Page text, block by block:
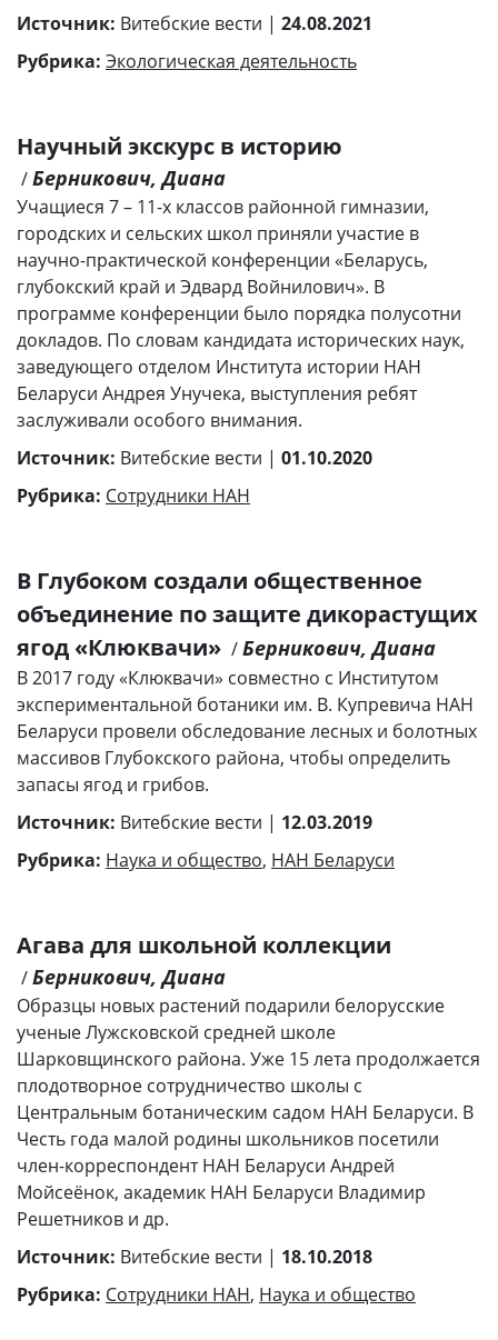
Источник: Витебские вести | 24.08.2021
Рубрика: Экологическая деятельность
Научный экскурс в историю
/Берникович, Диана
Учащиеся 7 – 11-х классов районной гимназии,
городских и сельских школ приняли участие в
научно-практической конференции «Беларусь,
глубокский край и Эдвард Войнилович». В
программе конференции было порядка полусотни
докладов. По словам кандидата исторических наук,
заведующего отделом Института истории НАН
Беларуси Андрея Унучека, выступления ребят
заслуживали особого внимания.
Источник: Витебские вести | 01.10.2020
Рубрика: Сотрудники НАН
В Глубоком создали общественное
объединение по защите дикорастущих
ягод «Клюквачи» /Берникович, Диана
В 2017 году «Клюквачи» совместно с Институтом
экспериментальной ботаники им. В. Купревича НАН
Беларуси провели обследование лесных и болотных
массивов Глубокского района, чтобы определить
запасы ягод и грибов.
Источник: Витебские вести | 12.03.2019
Рубрика: Наука и общество, НАН Беларуси
Агава для школьной коллекции
/Берникович, Диана
Образцы новых растений подарили белорусские
ученые Лужсковской средней школе
Шарковщинского района. Уже 15 лета продолжается
плодотворное сотрудничество школы с
Центральным ботаническим садом НАН Беларуси. В
Честь года малой родины школьников посетили
член-корреспондент НАН Беларуси Андрей
Мойсеёнок, академик НАН Беларуси Владимир
Решетников и др.
Источник: Витебские вести | 18.10.2018
Рубрика: Сотрудники НАН, Наука и общество